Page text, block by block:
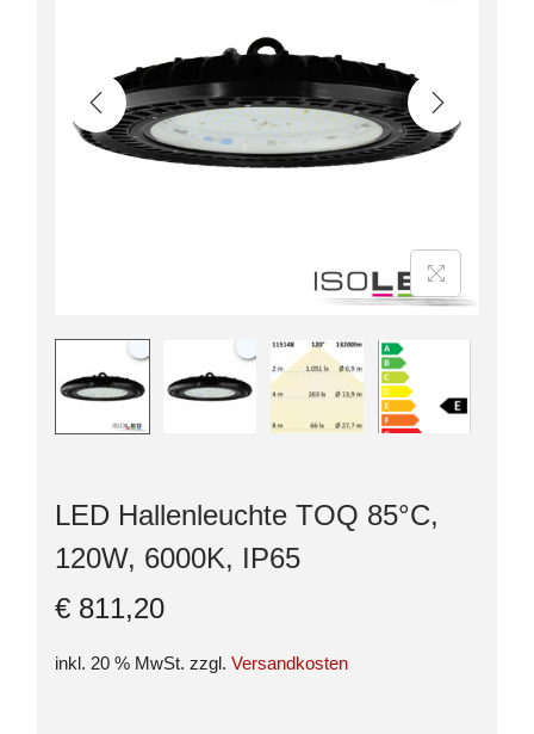
LED Hallenleuchte TOQ 85°C,
120W, 6000K, IP65
€ 811,20
inkl. 20 % MwSt. zzgl. Versandkosten